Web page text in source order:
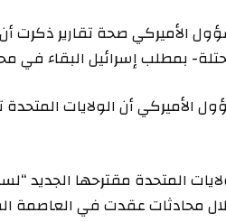
الأميركي صحة تقارير ذكرت
بمطلب إسرائيل البقاء في
الأميركي أن الولايات المتحدة
المتحدة مقترحها الجديد
محادثات عقدت في العاصمة